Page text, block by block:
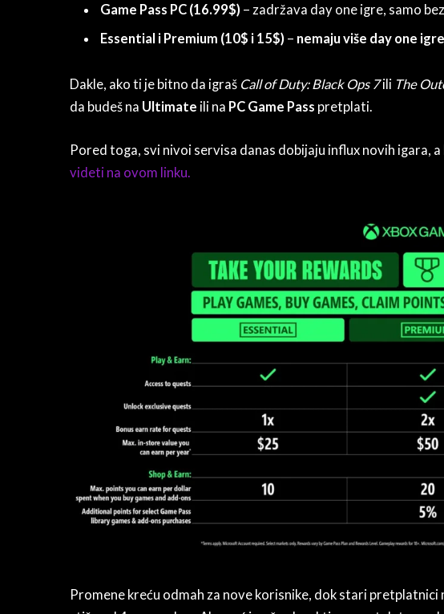
Game Pass PC (16.99$) – zadržava day one igre, samo
Essential i Premium (10$ i 15$) – nemaju više day one igre
Dakle, ako ti je bitno da igraš Call of Duty: Black Ops 7ili The
da budeš na Ultimate ili na PC Game Pass pretplati.
Pored toga, svi nivoi servisa danas dobijaju influx novih igara,
videti na ovom linku.
Promene kreću odmah za nove korisnike, dok stari pretplatnici